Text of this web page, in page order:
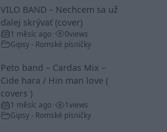
VILO BAND – Nechcem sa už
ďalej skrývať (cover)
1 měsíc ago 0views
Gipsy - Romské písničky
Peto band – Cardas Mix –
Cide hara / Hin man love (
covers )
1 měsíc ago 1views
Gipsy - Romské písničky